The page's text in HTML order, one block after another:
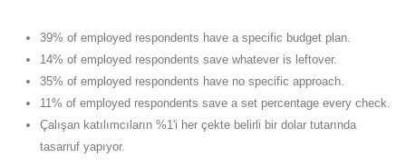
39% of employed respondents have a specific budget plan.
14% of employed respondents save whatever is leftover.
35% of employed respondents have no specific approach.
11% of employed respondents save a set percentage every check.
Çalışan katılımcıların %1'i her çekte belirli bir dolar tutarında
tasarruf yapıyor.